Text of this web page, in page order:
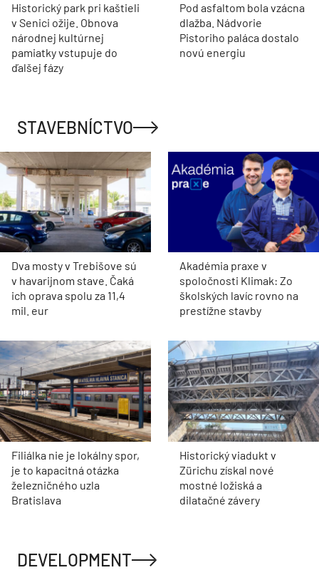
Historický park pri kaštieli
v Senici ožije. Obnova
národnej kultúrnej
pamiatky vstupuje do
ďalšej fázy
Pod asfaltom bola vzácna
dlažba. Nádvorie
Pistoriho paláca dostalo
novú energiu
STAVEBNÍCTVO
Dva mosty v Trebišove sú
v havarijnom stave. Čaká
ich oprava spolu za 11,4
mil. eur
Akadémia praxe v
spoločnosti Klimak: Zo
školských lavíc rovno na
prestížne stavby
Filiálka nie je lokálny spor,
je to kapacitná otázka
železničného uzla
Bratislava
Historický viadukt v
Zürichu získal nové
mostné ložiská a
dilatačné závery
DEVELOPMENT